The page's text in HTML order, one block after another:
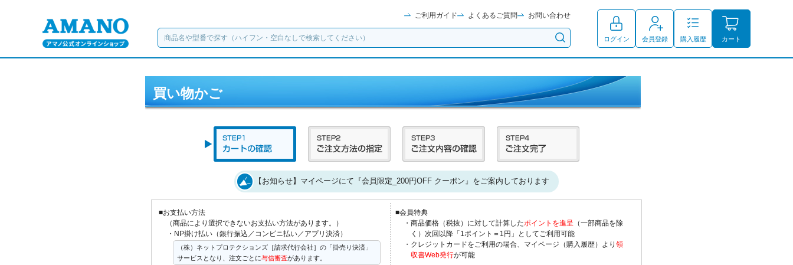
ご利用ガイド よくあるご質問 お問い合わせ
ログイン 会員登録 購入履歴 カート
買い物かご
【お知らせ】マイページにて『会員限定_200円OFF クーポン』をご案内しております
■お支払い方法
（商品により選択できないお支払い方法があります。）
・NP掛け払い（銀行振込／コンビニ払い／アプリ決済）
（株）ネットプロテクションズ［請求代行会社］の「掛売り決済」
サービスとなり、注文ごとに与信審査があります。
■会員特典
・商品価格（税抜）に対して計算したポイントを進呈 （一部商品を除
く）次回以降「1ポイント＝1円」としてご利用可能
・クレジットカードをご利用の場合、マイページ（購入履歴）より 領
収書Web発行が可能